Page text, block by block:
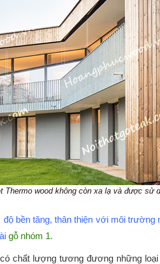
Thermo wood không còn xa lạ và được sử
bền tăng, thân thiện với môi
gỗ nhóm 1.
chất lượng tương đương những